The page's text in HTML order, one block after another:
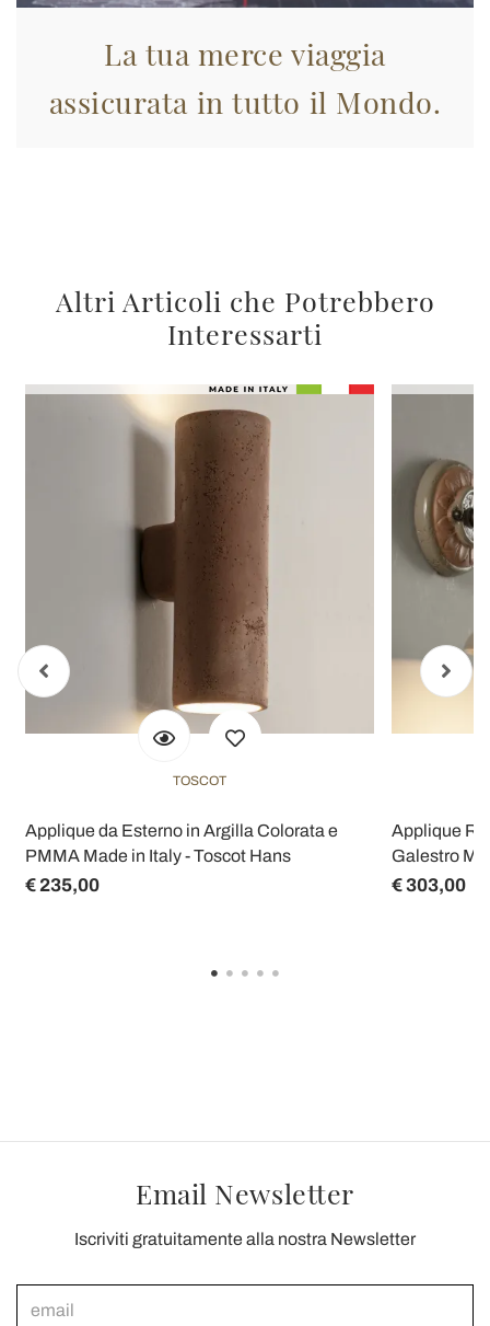
La tua merce viaggia
assicurata in tutto il Mondo.
Altri Articoli che Potrebbero
Interessarti
TOSCOT
Applique da Esterno in Argilla Colorata e
PMMA Made in Italy - Toscot Hans
€ 235,00
Applique
Galestro
€ 303,00
Email Newsletter
Iscriviti gratuitamente alla nostra Newsletter